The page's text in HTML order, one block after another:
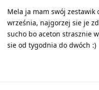
Mela ja mam swój zestawik
września, najgorzej sie je
sucho bo aceton strasznie
sie od tygodnia do dwóch :)